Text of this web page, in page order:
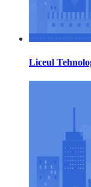
Liceul